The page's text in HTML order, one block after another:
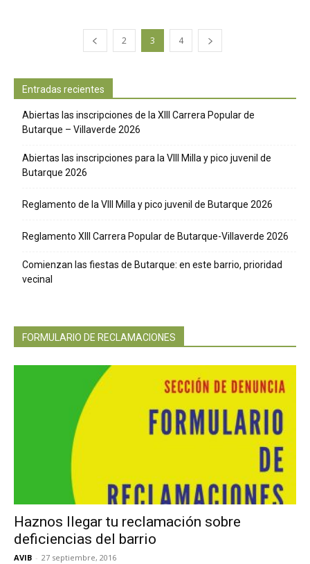
2 3 4
Entradas recientes
Abiertas las inscripciones de la XIII Carrera Popular de
Butarque – Villaverde 2026
Abiertas las inscripciones para la VIII Milla y pico juvenil de
Butarque 2026
Reglamento de la VIII Milla y pico juvenil de Butarque 2026
Reglamento XIII Carrera Popular de Butarque-Villaverde 2026
Comienzan las fiestas de Butarque: en este barrio, prioridad
vecinal
FORMULARIO DE RECLAMACIONES
Haznos llegar tu reclamación sobre
deficiencias del barrio
AVIB - 27 septiembre, 2016